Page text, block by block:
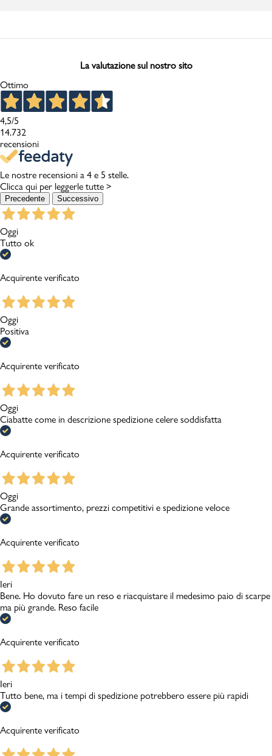
La valutazione sul nostro sito
Ottimo
4,5/5
14.732
recensioni
Le nostre recensioni a 4 e 5 stelle.
Clicca qui per leggerle tutte >
Precedente Successivo
Oggi
Tutto ok
Acquirente verificato
Oggi
Positiva
Acquirente verificato
Oggi
Ciabatte come in descrizione spedizione celere soddisfatta
Acquirente verificato
Oggi
Grande assortimento, prezzi competitivi e spedizione veloce
Acquirente verificato
Ieri
Bene. Ho dovuto fare un reso e riacquistare il medesimo paio di scarpe
ma più grande. Reso facile
Acquirente verificato
Ieri
Tutto bene, ma i tempi di spedizione potrebbero essere più rapidi
Acquirente verificato